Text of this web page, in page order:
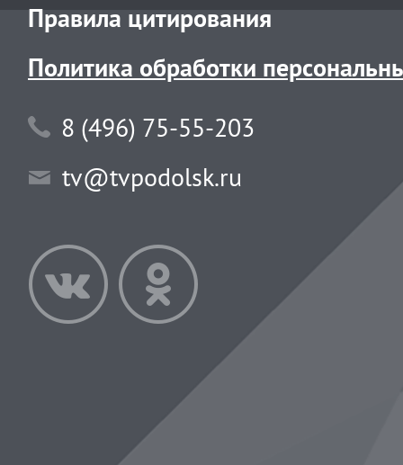
Правила цитирования
Политика обработки
8 (496) 75-55-203
tv@tvpodolsk.ru